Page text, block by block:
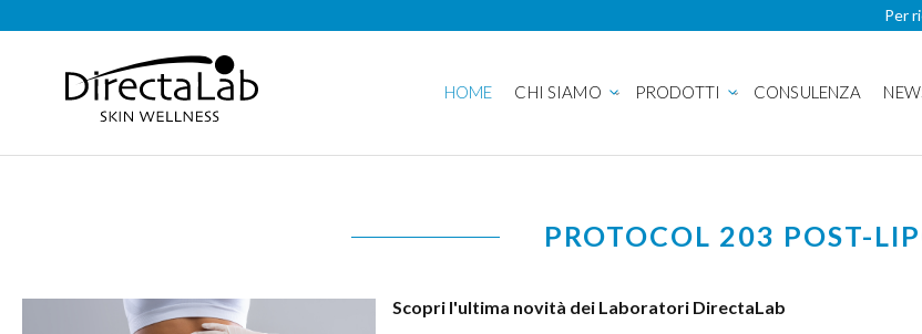
Per
HOME CHI SIAMO PRODOTTI CONSULENZA
PROTOCOL 203 POST-
Scopri l'ultima novità dei Laboratori DirectaLab